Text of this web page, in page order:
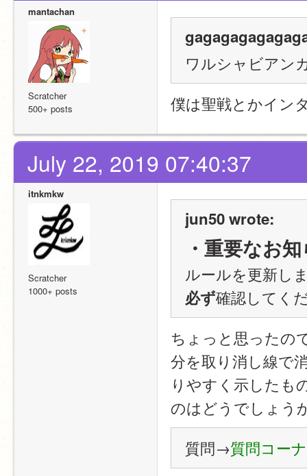
mantachan
Scratcher
500+ posts
ワルシャビアン
僕は聖戦とかイン
July 22, 2019 07:40:37
itnkmkw
Scratcher
1000+ posts
jun50 wrote:
・重要なお
ルールを更新し
必ず確認してく
ちょっと思ったの
分を取り消し線で
りやすく示したも
のはどうでしょう
質問→質問コー